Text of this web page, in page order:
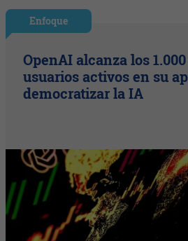
Enfoque
OpenAI alcanza los
usuarios activos en su
democratizar la IA